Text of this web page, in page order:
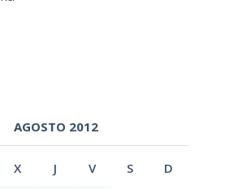
AGOSTO 2012
X J V S D